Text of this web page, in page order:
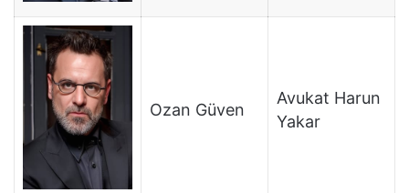
Ozan Güven
Avukat Harun
Yakar